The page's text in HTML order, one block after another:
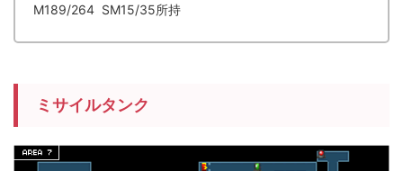
M189/264 SM15/35所持
ミサイルタンク